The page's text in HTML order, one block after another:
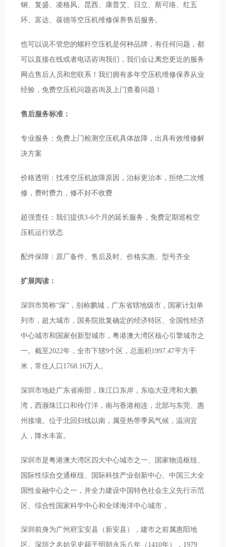
钢、复盛、凌格风、昆西、康普艾、日立、斯可络、红五
环、富达、葆德等空压机维修保养售后服务。
也可以说不管您的螺杆空压机是何种品牌，有任何问题，都
可以直接在线或者电话咨询我们，我们会让离您更近的服务
网点售后人员和您联系！我们拥有多年空压机维修保养从业
经验，免费空压机问题咨询及上门查看问题！
售后服务标准：
专业服务：免费上门检测空压机具体故障，出具有效维修解
决方案
价格透明：找准空压机故障原因，治标更治本，拒绝二次维
修，费时费力，修不好不收费
超强责任：我们提供3-6个月的延长服务，免费定期巡检空
压机运行状态
配件保障：原厂备件、售后及时、价格实惠、型号齐全
扩展阅读：
深圳市简称“深”，别称鹏城，广东省辖地级市，国家计划单
列市，超大城市，国务院批复确定的经济特区、全国性经济
中心城市和国家创新型城市，粤港澳大湾区核心引擎城市之
一。截至2022年，全市下辖9个区，总面积1997.47平方千
米，常住人口1768.16万人。
深圳市地处广东省南部，珠江口东岸，东临大亚湾和大鹏
湾，西濒珠江口和伶仃洋，南与香港相连，北部与东莞、惠
州接壤。位于北回归线以南，属亚热带季风气候，温润宜
人，降水丰富。
深圳市是粤港澳大湾区四大中心城市之一、国家物流枢纽、
国际性综合交通枢纽、国际科技产业创新中心、中国三大全
国性金融中心之一，并全力建设中国特色社会主义先行示范
区、综合性国家科学中心和全球海洋中心城市 。
深圳前身为广州府宝安县（新安县），建市之前属惠阳地
区。深圳之名始见史籍于明朝永乐八年（1410年），1979